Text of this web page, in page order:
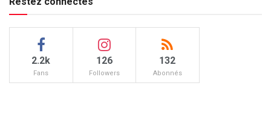
2.2k
Fans
126
Followers
132
Abonnés